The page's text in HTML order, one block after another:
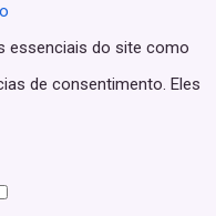
essenciais do site como
de consentimento. Eles